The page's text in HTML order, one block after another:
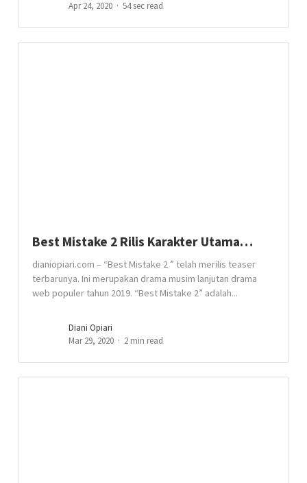
Apr 24, 2020 54 sec read
Best Mistake 2 Rilis Karakter Utama…
dianiopiari.com – “Best Mistake 2 ” telah merilis teaser
terbarunya. Ini merupakan drama musim lanjutan drama
web populer tahun 2019. “Best Mistake 2” adalah...
Diani Opiari
Mar 29, 2020
2 min read